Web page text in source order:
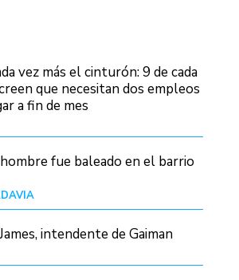
vez más el cinturón: 9 de cada
que necesitan dos empleos
a fin de mes
fue baleado en el barrio
intendente de Gaiman